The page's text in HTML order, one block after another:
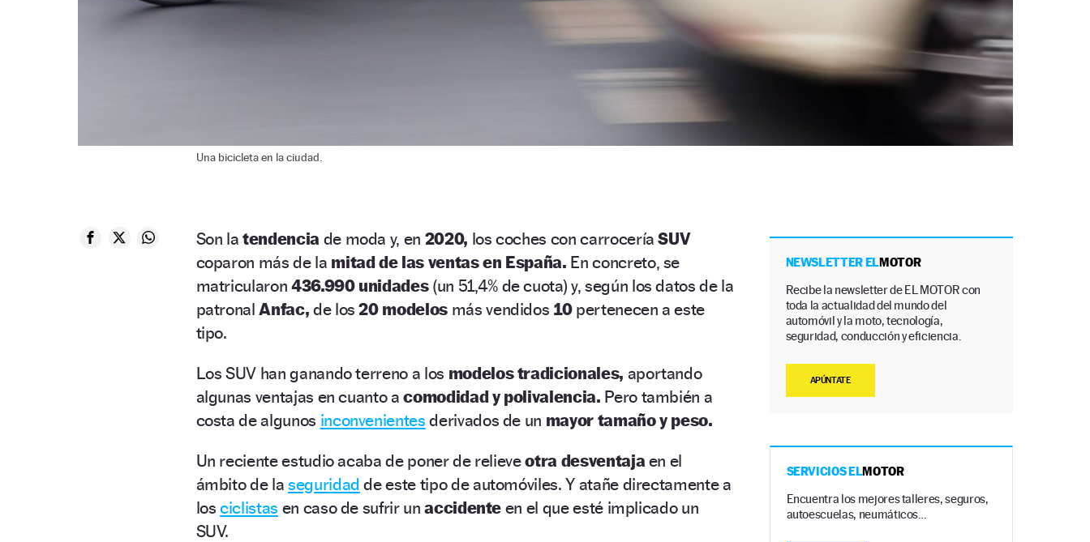
Una bicicleta en la ciudad.
Son latendencia de moda y, en 2020, los coches con carroceríaSUV
coparon más de la mitad de las ventas en España. En concreto, se
matricularon 436.990 unidades(un 51,4% de cuota) y, según los datos de la
patronalAnfac, de los20 modelosmás vendidos 10pertenecen a este
tipo.
Los SUV han ganando terreno a los modelos tradicionales, aportando
algunas ventajas en cuanto acomodidad y polivalencia. Pero también a
costa de algunos inconvenientes derivados de un mayor tamaño y peso.
Un reciente estudio acaba de poner de relieveotra desventaja en el
ámbito de la seguridad de este tipo de automóviles. Y atañe directamente a
losciclistas en caso de sufrir unaccidente en el que esté implicado un
SUV.
NEWSLETTER ELMOTOR
Recibe la newsletter de EL MOTOR con
toda la actualidad del mundo del
automóvil y la moto, tecnología,
seguridad, conducción y eficiencia.
APÚNTATE
SERVICIOS ELMOTOR
Encuentra los mejores talleres, seguros,
autoescuelas, neumáticos…